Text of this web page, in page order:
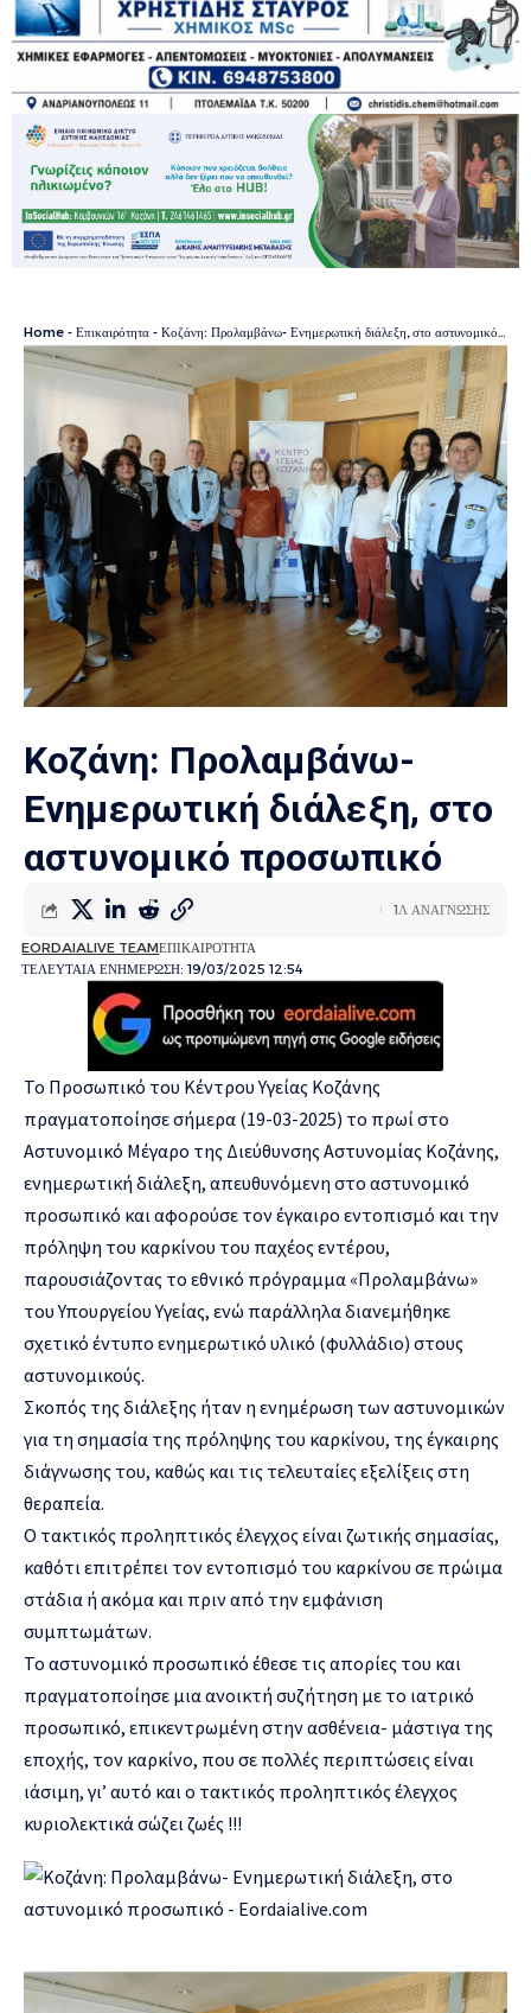
Home - Επικαιρότητα - Κοζάνη: Προλαμβάνω- Ενημερωτική διάλεξη, στο αστυνομικό προσωπικό
Κοζάνη: Προλαμβάνω-
Ενημερωτική διάλεξη, στο
αστυνομικό προσωπικό
ΤΕΛΕΥΤΑΙΑ ΕΝΗΜΕΡΩΣΗ: 19/03/2025 12:54
EORDAIALIVE TEAMΕΠΙΚΑΙΡΟΤΗΤΑ
1Λ ΑΝΑΓΝΩΣΗΣ
Το Προσωπικό του Κέντρου Υγείας Κοζάνης
πραγματοποίησε σήμερα (19-03-2025) το πρωί στο
Αστυνομικό Μέγαρο της Διεύθυνσης Αστυνομίας Κοζάνης,
ενημερωτική διάλεξη, απευθυνόμενη στο αστυνομικό
προσωπικό και αφορούσε τον έγκαιρο εντοπισμό και την
πρόληψη του καρκίνου του παχέος εντέρου,
παρουσιάζοντας το εθνικό πρόγραμμα «Προλαμβάνω»
του Υπουργείου Υγείας, ενώ παράλληλα διανεμήθηκε
σχετικό έντυπο ενημερωτικό υλικό (φυλλάδιο) στους
αστυνομικούς.
Σκοπός της διάλεξης ήταν η ενημέρωση των αστυνομικών
για τη σημασία της πρόληψης του καρκίνου, της έγκαιρης
διάγνωσης του, καθώς και τις τελευταίες εξελίξεις στη
θεραπεία.
O τακτικός προληπτικός έλεγχος είναι ζωτικής σημασίας,
καθότι επιτρέπει τον εντοπισμό του καρκίνου σε πρώιμα
στάδια ή ακόμα και πριν από την εμφάνιση
συμπτωμάτων.
Το αστυνομικό προσωπικό έθεσε τις απορίες του και
πραγματοποίησε μια ανοικτή συζήτηση με το ιατρικό
προσωπικό, επικεντρωμένη στην ασθένεια- μάστιγα της
εποχής, τον καρκίνο, που σε πολλές περιπτώσεις είναι
ιάσιμη, γι’ αυτό και ο τακτικός προληπτικός έλεγχος
κυριολεκτικά σώζει ζωές !!!